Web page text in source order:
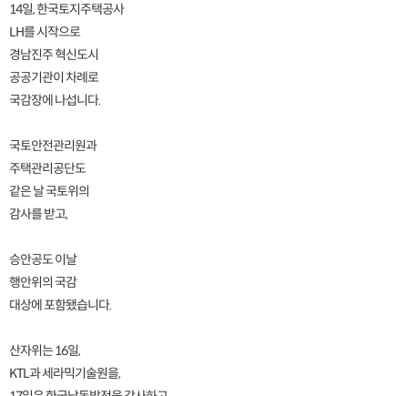
14일, 한국토지주택공사
LH를 시작으로
경남진주 혁신도시
공공기관이 차례로
국감장에 나섭니다.
국토안전관리원과
주택관리공단도
같은 날 국토위의
감사를 받고,
승안공도 이날
행안위의 국감
대상에 포함됐습니다.
산자위는 16일,
KTL과 세라믹기술원을,